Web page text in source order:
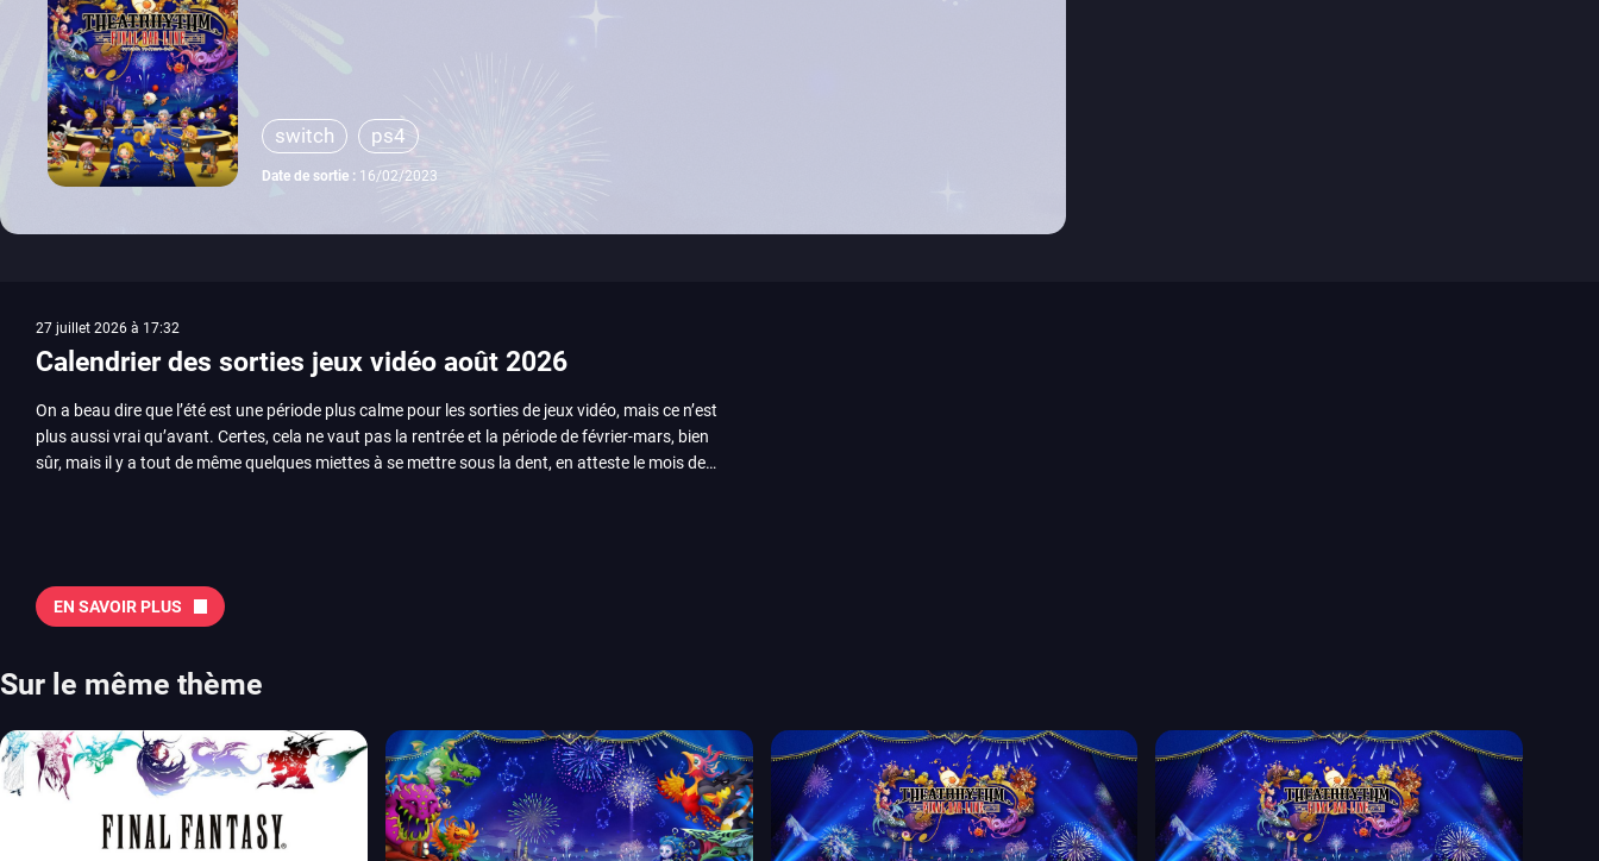
switch ps4
Date de sortie : 16/02/2023
27 juillet 2026 à 17:32
Calendrier des sorties jeux vidéo août 2026
On a beau dire que l’été est une période plus calme pour les sorties de jeux vidéo, mais ce n’est
plus aussi vrai qu’avant. Certes, cela ne vaut pas la rentrée et la période de février-mars, bien
sûr, mais il y a tout de même quelques miettes à se mettre sous la dent, en atteste le mois de
Tokon ou encore Beast of Reincarnation, qui nous montre que Game Freak sait faire autre
chose d’ambitieux que Pokémon. On n’oubliera pas la période de Gamescom, avec Star Wars,
2026 Vous trouverez ici tous les jeux majeurs qui sortiront au mois de juin. Vous trouverez
aussi les jeux de ce mois dans notre page dédiée…
EN SAVOIR PLUS
Sur le même thème